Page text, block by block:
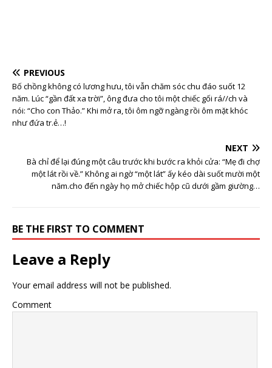
PREVIOUS
Bố chồng không có lương hưu, tôi vẫn chăm sóc chu đáo suốt 12
năm. Lúc “gần đất xa trời”, ông đưa cho tôi một chiếc gối rá//ch và
nói: “Cho con Thảo.” Khi mở ra, tôi ôm ngỡ ngàng rồi ôm mặt khóc
như đứa tr.ẻ…!
NEXT
Bà chỉ để lại đúng một câu trước khi bước ra khỏi cửa: “Mẹ đi chợ
một lát rồi về.” Không ai ngờ “một lát” ấy kéo dài suốt mười một
năm.cho đến ngày họ mở chiếc hộp cũ dưới gầm giường…
BE THE FIRST TO COMMENT
Leave a Reply
Your email address will not be published.
Comment